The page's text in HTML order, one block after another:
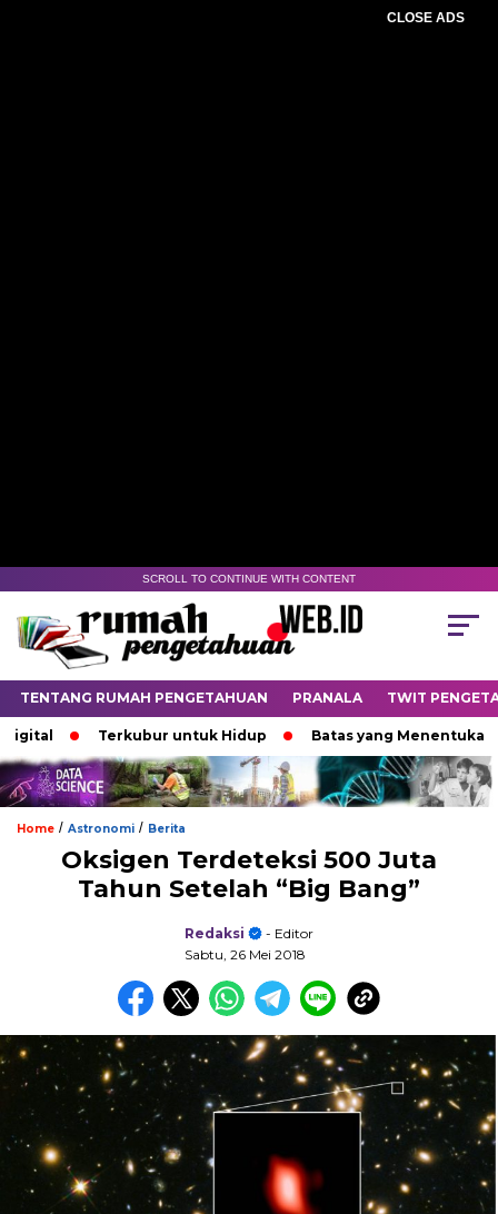
CLOSE ADS
SCROLL TO CONTINUE WITH CONTENT
TENTANG RUMAH PENGETAHUAN PRANALA TWIT
Terkubur untuk Hidup Batas yang Menentukan Nasib
Home / Astronomi / Berita
Oksigen Terdeteksi 500 Juta
Tahun Setelah “Big Bang”
Redaksi
- Editor
Sabtu, 26 Mei 2018